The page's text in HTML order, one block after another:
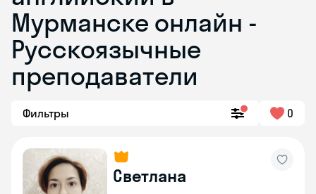
Мурманске онлайн -
Русскоязычные
преподаватели
Фильтры 0
Светлана